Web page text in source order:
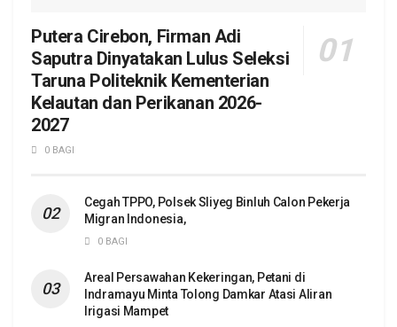
Putera Cirebon, Firman Adi
Saputra Dinyatakan Lulus Seleksi
Taruna Politeknik Kementerian
Kelautan dan Perikanan 2026-
2027
0 BAGI
Cegah TPPO, Polsek Sliyeg Binluh Calon Pekerja
Migran Indonesia,
0 BAGI
Areal Persawahan Kekeringan, Petani di
Indramayu Minta Tolong Damkar Atasi Aliran
Irigasi Mampet